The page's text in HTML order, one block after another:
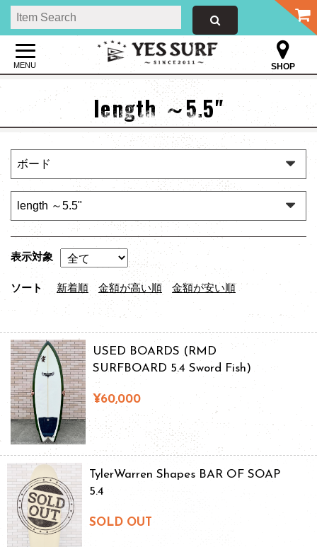
MENU SHOP
length ～5.5"
表示対象
ソート 新着順 金額が高い順 金額が安い順
USED BOARDS (RMD
SURFBOARD 5.4 Sword Fish)
¥60,000
TylerWarren Shapes BAR OF SOAP
5.4
SOLD OUT